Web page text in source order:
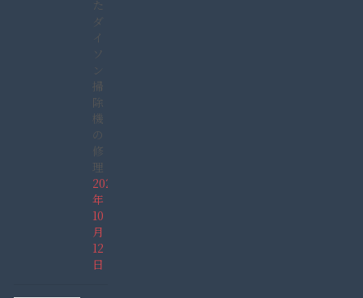
た
ダ
イ
ソ
ン
掃
除
機
の
修
理
2025
年
10
月
12
日